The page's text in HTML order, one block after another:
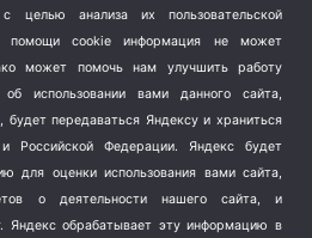
целью анализа их пользовательской
помощи cookie информация не может
может помочь нам улучшить работу
использовании вами данного сайта,
передаваться Яндексу и храниться
Федерации. Яндекс будет
для оценки использования вами сайта,
о деятельности нашего сайта, и
Яндекс обрабатывает эту информацию в